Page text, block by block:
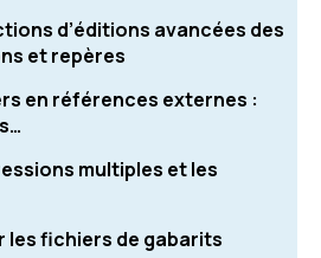
d’éditions avancées des
et repères
en références externes :
multiples et les
les fichiers de gabarits